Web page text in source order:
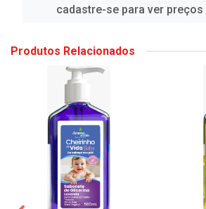
cadastre-se para ver
Produtos Relacionados